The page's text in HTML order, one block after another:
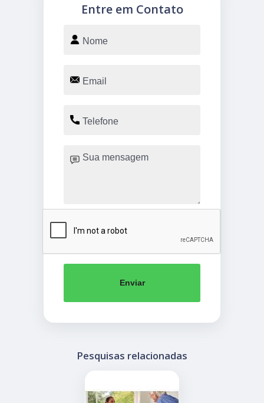
Entre em Contato
Enviar
Pesquisas relacionadas